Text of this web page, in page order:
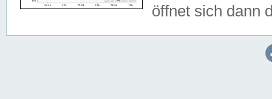
öffnet sich dann